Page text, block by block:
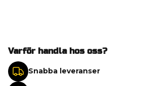
Varför handla hos oss?
Snabba leveranser